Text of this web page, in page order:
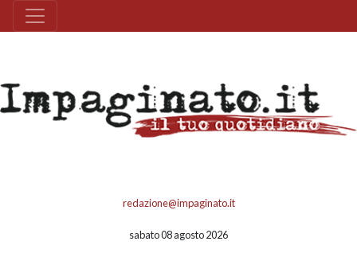
redazione@impaginato.it
sabato 08 agosto 2026